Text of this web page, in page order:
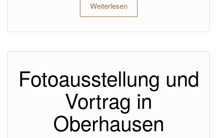
Weiterlesen
Fotoausstellung und
Vortrag in
Oberhausen